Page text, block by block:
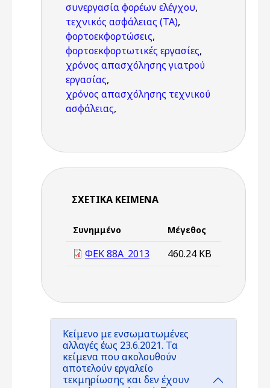
συνεργασία φορέων ελέγχου,
τεχνικός ασφάλειας (ΤΑ),
φορτοεκφορτώσεις,
φορτοεκφορτωτικές εργασίες,
χρόνος απασχόλησης γιατρού
εργασίας,
χρόνος απασχόλησης τεχνικού
ασφάλειας,
ΣΧΕΤΙΚΆ ΚΕΊΜΕΝΑ
Συνημμένο Μέγεθος
ΦΕΚ 88Α_2013 460.24 KB
Κείμενο με ενσωματωμένες
αλλαγές έως 23.6.2021. Τα
κείμενα που ακολουθούν
αποτελούν εργαλείο
τεκμηρίωσης και δεν έχουν